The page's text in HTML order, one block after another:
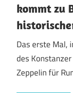
kommt zu
Das erste Mal,
des
Zeppelin für